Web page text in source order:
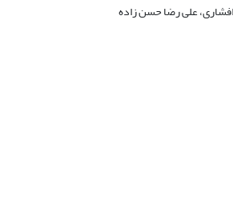
علی رضا حسن زاده